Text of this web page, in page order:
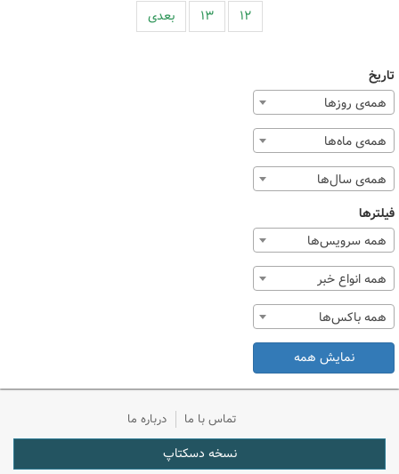
۱۲ ۱۳ بعدی
تاریخ
همه‌ی روزها
همه‌ی ماه‌ها
همه‌ی سال‌ها
فیلترها
همه سرویس‌ها
همه انواع خبر
همه باکس‌ها
نمایش همه
تماس با ما درباره ما
نسخه دسکتاپ